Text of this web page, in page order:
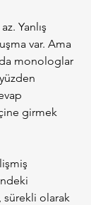
Yanlış
var. Ama
monologlar
girmek
sürekli olarak